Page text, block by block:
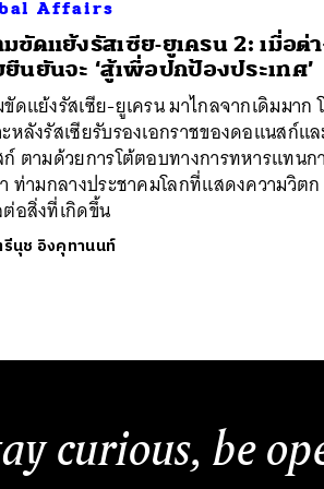
Affairs
ขัดแย้งรัสเซีย-ยูเครน 2: เมื่อต่
นยันจะ ‘สู้เพื่อปกป้องประเทศ’
ดแย้งรัสเซีย-ยูเครน มาไกลจากเดิมมาก
หลังรัสเซียรับรองเอกราชของดอแนสก์แ
ตามด้วยการโต้ตอบทางการทหารแทนก
ท่ามกลางประชาคมโลกที่แสดงความวิตก
อสิ่งที่เกิดขึ้น
นุช อิงคุทานนท์
curious, be